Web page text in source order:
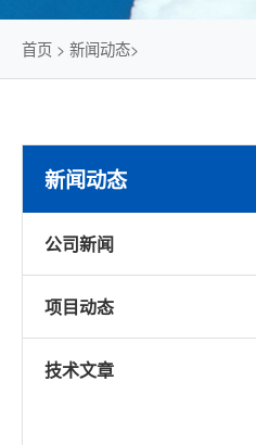
首页 > 新闻动态>
新闻动态
公司新闻
项目动态
技术文章